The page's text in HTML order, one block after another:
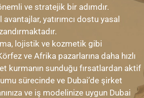
ve stratejik bir adımdır.
yatırımcı dostu yasal
lojistik ve kozmetik gibi
ve Afrika pazarlarına daha hızlı
kurmanın sunduğu fırsatlardan aktif
sürecinde ve Dubai’de şirket
ve iş modelinize uygun Dubai